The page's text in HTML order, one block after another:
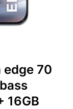
70
16GB